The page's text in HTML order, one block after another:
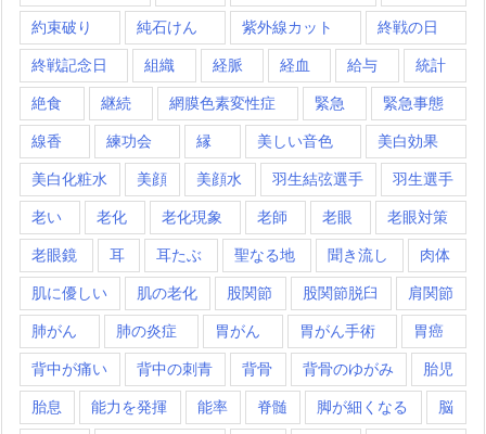
約束破り 純石けん 紫外線カット 終戦の日
終戦記念日 組織 経脈 経血 給与 統計
絶食 継続 網膜色素変性症 緊急 緊急事態
線香 練功会 縁 美しい音色 美白効果
美白化粧水 美顔 美顔水 羽生結弦選手 羽生選手
老い 老化 老化現象 老師 老眼 老眼対策
老眼鏡 耳 耳たぶ 聖なる地 聞き流し 肉体
肌に優しい 肌の老化 股関節 股関節脱臼 肩関節
肺がん 肺の炎症 胃がん 胃がん手術 胃癌
背中が痛い 背中の刺青 背骨 背骨のゆがみ 胎児
胎息 能力を発揮 能率 脊髄 脚が細くなる 脳